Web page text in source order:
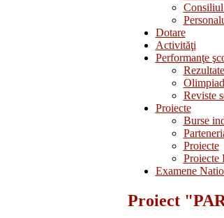
Dotare
Activităţi
Performanţe
Reviste
Proiecte
Burse
Proiecte
Proiecte
Examene
Proiect